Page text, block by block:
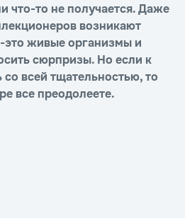
что-то не получается. Даже
возникают
это живые организмы и
сюрпризы. Но если к
всей тщательностью, то
все преодолеете.